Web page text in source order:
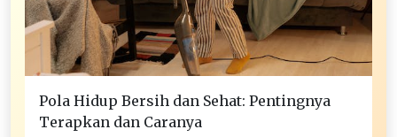
Pola Hidup Bersih dan Sehat: Pentingnya
Terapkan dan Caranya